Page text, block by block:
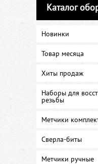
Каталог
Новинки
Товар месяца
Хиты продаж
Наборы для
резьбы
Метчики
Сверла-биты
Метчики ручные